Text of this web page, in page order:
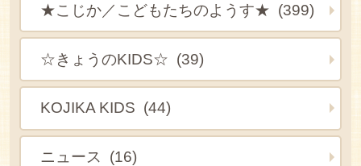
★こじか／こどもたちのようす★ (399)
☆きょうのKIDS☆ (39)
KOJIKA KIDS (44)
ニュース (16)